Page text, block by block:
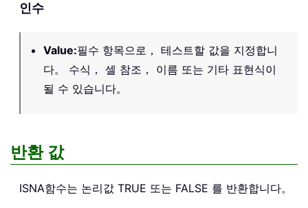
인수
Value:필수 항목으로， 테스트할 값을 지정합니
다。 수식， 셀 참조， 이름 또는 기타 표현식이
될 수 있습니다。
반환 값
ISNA함수는 논리값 TRUE 또는 FALSE 를 반환합니다。